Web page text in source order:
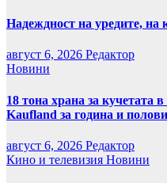
Надеждност на уредите, на
август 6, 2026 Редактор
Новини
18 тона храна за кучетата
Kaufland за година и
август 6, 2026 Редактор
Кино и телевизия Новини